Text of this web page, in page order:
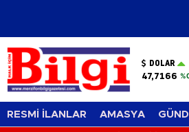
DOLAR
47,7166
RESMİ İLANLAR AMASYA